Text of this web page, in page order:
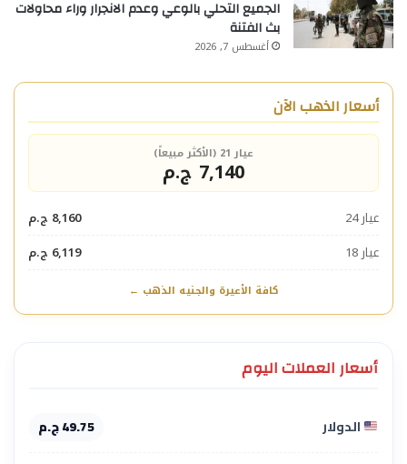
الجميع التحلي بالوعي وعدم الانجرار وراء محاولات
بث الفتنة
أغسطس 7, 2026
أسعار الذهب الآن
عيار 21 (الأكثر مبيعاً)
7,140 ج.م
عيار 24
8,160 ج.م
عيار 18
6,119 ج.م
كافة الأعيرة والجنيه الذهب ←
أسعار العملات اليوم
الدولار 49.75 ج.م